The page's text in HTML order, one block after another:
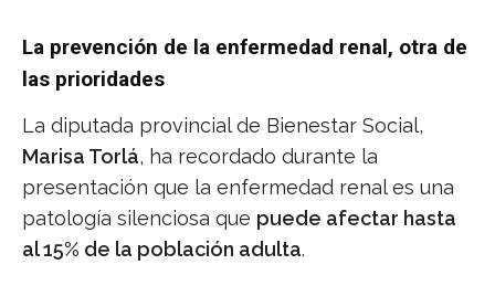
La prevención de la enfermedad renal, otra de
las prioridades
La diputada provincial de Bienestar Social,
Marisa Torlá, ha recordado durante la
presentación que la enfermedad renal es una
patología silenciosa que puede afectar hasta
al 15% de la población adulta.